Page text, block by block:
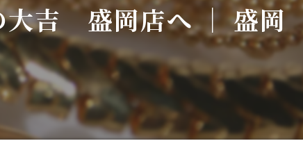
ブランド
金券
時計
吉 盛岡店へ ｜ 盛岡